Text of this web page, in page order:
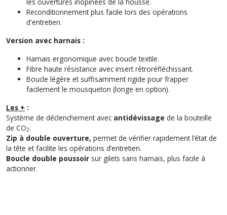
Reconditionnement plus facile lors des opérations
d'entretien.
Version avec harnais :
Harnais ergonomique avec boucle textile.
Fibre haute résistance avec insert rétroréfléchissant.
Boucle légère et suffisamment rigide pour frapper
facilement le mousqueton (longe en option).
Les + :
Système de déclenchement avec antidévissage de la bouteille
de CO2.
Zip à double ouverture, permet de vérifier rapidement l’état de
la tête et facilite les opérations d’entretien.
​​​​​​​Boucle double poussoir sur gilets sans harnais, plus facile à
actionner.